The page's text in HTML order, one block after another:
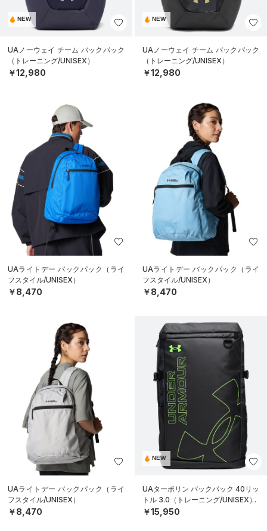
NEW
UAノーウェイ チーム バックパック
（トレーニング/UNISEX）
￥12,980
NEW
UAノーウェイ チーム バックパック
（トレーニング/UNISEX）
￥12,980
UAライトデー バックパック（ライ
フスタイル/UNISEX）
￥8,470
UAライトデー バックパック（ライ
フスタイル/UNISEX）
￥8,470
UAライトデー バックパック（ライ
フスタイル/UNISEX）
￥8,470
NEW
UAターポリン バックパック 40リッ
トル 3.0（トレーニング/UNISEX）
￥15,950